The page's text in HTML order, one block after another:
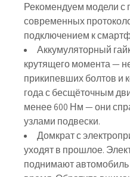
Рекомендуем модели с
современных
подключением к
Аккумуляторный
крутящего момента—
прикипевших болтов и
года с бесщёточным
менее 600 Нм — они
узлами подвески.
Домкрат с
уходят в прошлое.
поднимают